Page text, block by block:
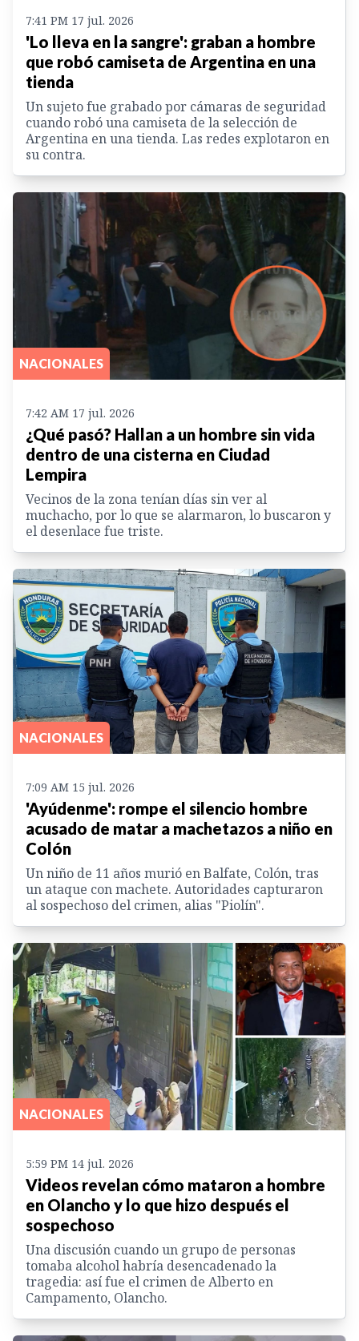
7:41 PM 17 jul. 2026
'Lo lleva en la sangre': graban a hombre
que robó camiseta de Argentina en una
tienda
Un sujeto fue grabado por cámaras de seguridad
cuando robó una camiseta de la selección de
Argentina en una tienda. Las redes explotaron en
su contra.
NACIONALES
7:42 AM 17 jul. 2026
¿Qué pasó? Hallan a un hombre sin vida
dentro de una cisterna en Ciudad
Lempira
Vecinos de la zona tenían días sin ver al
muchacho, por lo que se alarmaron, lo buscaron y
el desenlace fue triste.
NACIONALES
7:09 AM 15 jul. 2026
'Ayúdenme': rompe el silencio hombre
acusado de matar a machetazos a niño en
Colón
Un niño de 11 años murió en Balfate, Colón, tras
un ataque con machete. Autoridades capturaron
al sospechoso del crimen, alias "Piolín".
NACIONALES
5:59 PM 14 jul. 2026
Videos revelan cómo mataron a hombre
en Olancho y lo que hizo después el
sospechoso
Una discusión cuando un grupo de personas
tomaba alcohol habría desencadenado la
tragedia: así fue el crimen de Alberto en
Campamento, Olancho.